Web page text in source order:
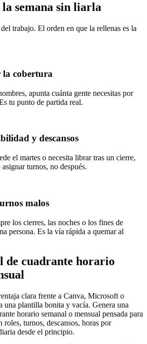
semana sin liarla
trabajo. El orden en que la rellenas es la
la cobertura
apunta cuánta gente necesitas por
tu punto de partida real.
y descansos
el martes o necesita librar tras un cierre,
turnos, no después.
malos
los cierres, las noches o los fines de
persona. Es la vía rápida a quemar al
de cuadrante horario
clara frente a Canva, Microsoft o
una plantilla bonita y vacía. Genera una
horario semanal o mensual pensada para
roles, turnos, descansos, horas por
desde el principio.